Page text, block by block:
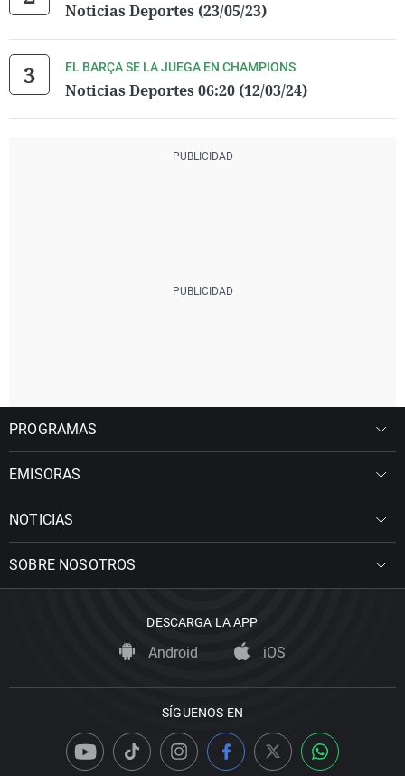
Noticias Deportes (23/05/23)
EL BARÇA SE LA JUEGA EN CHAMPIONS
Noticias Deportes 06:20 (12/03/24)
PROGRAMAS
EMISORAS
NOTICIAS
SOBRE NOSOTROS
DESCARGA LA APP
Android iOS
SÍGUENOS EN